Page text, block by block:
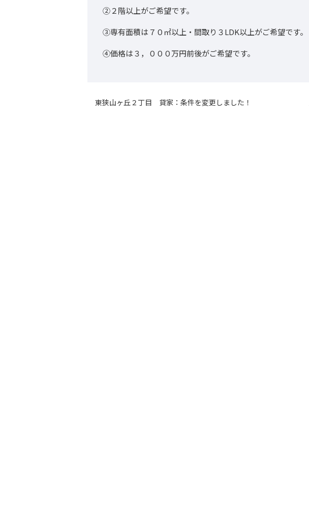
②２階以上がご希望です。
③専有面積は７０㎡以上・間取り３LDK以上がご希望です。
④価格は３，０００万円前後がご希望です。
東狭山ヶ丘２丁目 貸家：条件を変更しました！